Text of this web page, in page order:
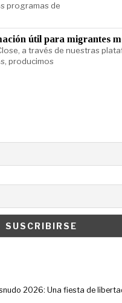
programas de
útil para migrantes
a través de nuestras
producimos
2026: Una fiesta de